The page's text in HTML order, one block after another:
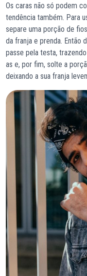
Os caras não só podem
tendência também. Para
separe uma porção de
da franja e prenda. Então
passe pela testa,
as e, por fim, solte a
deixando a sua franja